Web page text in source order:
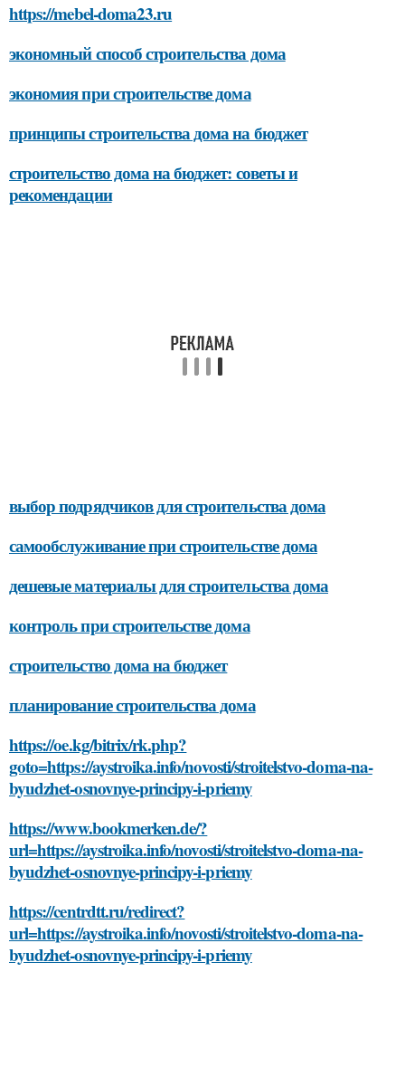
https://mebel-doma23.ru
экономный способ строительства дома
экономия при строительстве дома
принципы строительства дома на бюджет
строительство дома на бюджет: советы и
рекомендации
выбор подрядчиков для строительства дома
самообслуживание при строительстве дома
дешевые материалы для строительства дома
контроль при строительстве дома
строительство дома на бюджет
планирование строительства дома
https://oe.kg/bitrix/rk.php?
goto=https://aystroika.info/novosti/stroitelstvo-doma-na-
byudzhet-osnovnye-principy-i-priemy
https://www.bookmerken.de/?
url=https://aystroika.info/novosti/stroitelstvo-doma-na-
byudzhet-osnovnye-principy-i-priemy
https://centrdtt.ru/redirect?
url=https://aystroika.info/novosti/stroitelstvo-doma-na-
byudzhet-osnovnye-principy-i-priemy